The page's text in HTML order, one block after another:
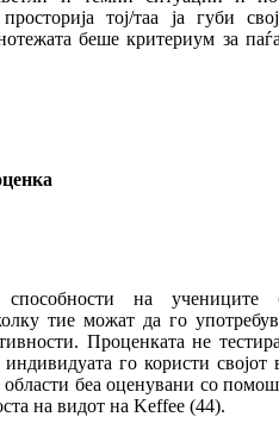
тој/таа ја губи
беше критериум за
способности на учениците
тие можат да го
Проценката не
го користи својот
области беа оценувани со
на видот на Keffee (44).